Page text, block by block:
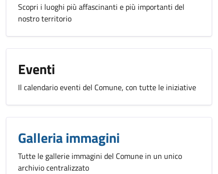
Scopri i luoghi più affascinanti e più importanti del
nostro territorio
Eventi
Il calendario eventi del Comune, con tutte le iniziative
Galleria immagini
Tutte le gallerie immagini del Comune in un unico
archivio centralizzato